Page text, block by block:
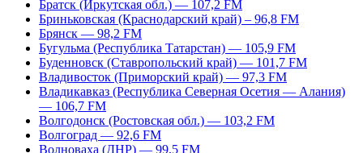
Братск (Иркутская обл.) — 107,2 FM
Бриньковская (Краснодарский край) – 96,8 FM
Брянск — 98,2 FM
Бугульма (Республика Татарстан) — 105,9 FM
Буденновск (Ставропольский край) — 101,7 FM
Владивосток (Приморский край) — 97,3 FM
Владикавказ (Республика Северная Осетия — Алания)
— 106,7 FM
Волгодонск (Ростовская обл.) — 103,2 FM
Волгоград — 92,6 FM
Волноваха (ДНР) — 99,5 FM